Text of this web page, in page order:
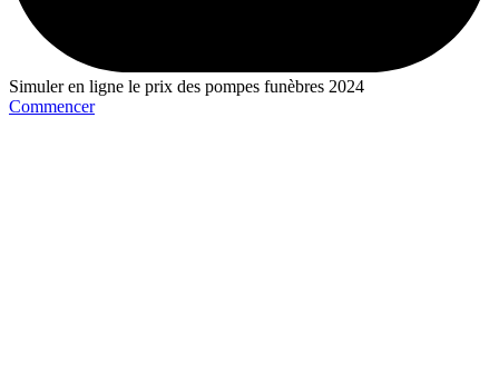
Simuler en ligne le prix des pompes funèbres 2024
Commencer